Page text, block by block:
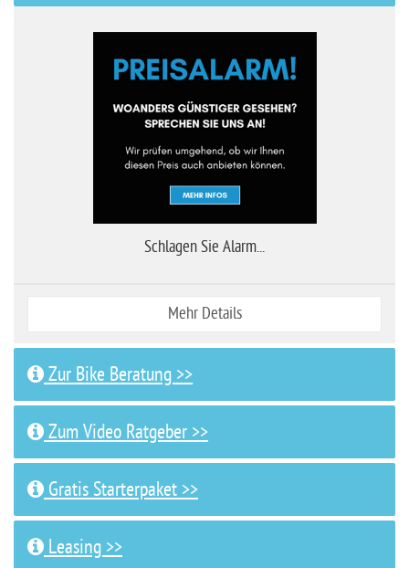
Schlagen Sie Alarm...
Mehr Details
Zur Bike Beratung >>
Zum Video Ratgeber >>
Gratis Starterpaket >>
Leasing >>